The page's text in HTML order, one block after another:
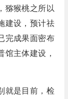
猕猴桃之所以
建设，预计祛
完成果面密布
馆主体建设，
就是目前，检